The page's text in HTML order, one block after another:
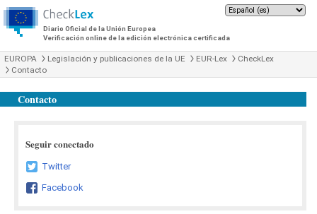
Diario Oficial de la Unión Europea
Verificación online de la edición electrónica certificada
EUROPA Legislación y publicaciones de la UE EUR-Lex
CheckLex
Contacto
Contacto
Seguir conectado
Twitter
Facebook